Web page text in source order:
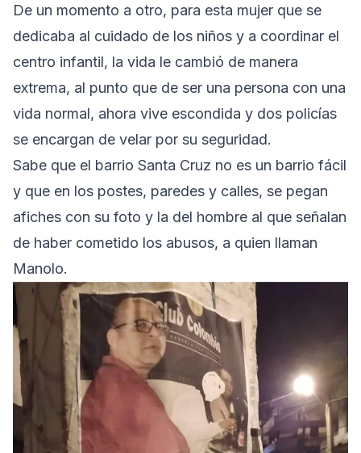
De un momento a otro, para esta mujer que se
dedicaba al cuidado de los niños y a coordinar el
centro infantil, la vida le cambió de manera
extrema, al punto que de ser una persona con una
vida normal, ahora vive escondida y dos policías
se encargan de velar por su seguridad.
Sabe que el barrio Santa Cruz no es un barrio fácil
y que en los postes, paredes y calles, se pegan
afiches con su foto y la del hombre al que señalan
de haber cometido los abusos, a quien llaman
Manolo.